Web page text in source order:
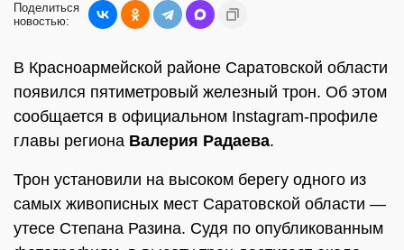
Поделиться
новостью:
В Красноармейской районе Саратовской области
появился пятиметровый железный трон. Об этом
сообщается в официальном Instagram-профиле
главы региона Валерия Радаева.
Трон установили на высоком берегу одного из
самых живописных мест Саратовской области —
утесе Степана Разина. Судя по опубликованным